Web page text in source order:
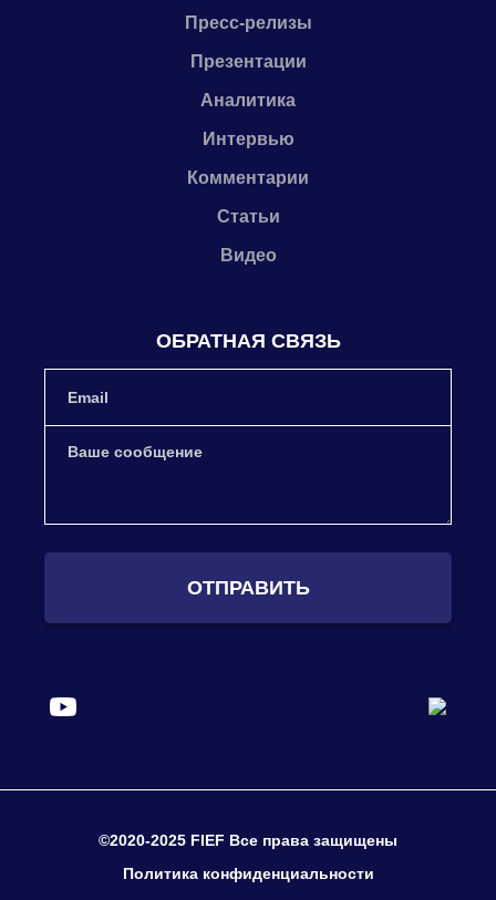
Пресс-релизы
Презентации
Аналитика
Интервью
Комментарии
Статьи
Видео
ОБРАТНАЯ СВЯЗЬ
ОТПРАВИТЬ
©2020-2025 FIEF Все права защищены
Политика конфиденциальности